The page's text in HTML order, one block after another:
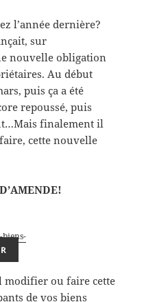
l’année dernière?
sur
nouvelle obligation
Au début
puis ça a été
repoussé, puis
finalement il
cette nouvelle
modifier ou faire cette
de vos biens